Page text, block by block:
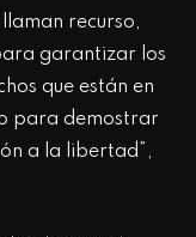
recurso,
garantizar los
que están en
para demostrar
a la libertad”,